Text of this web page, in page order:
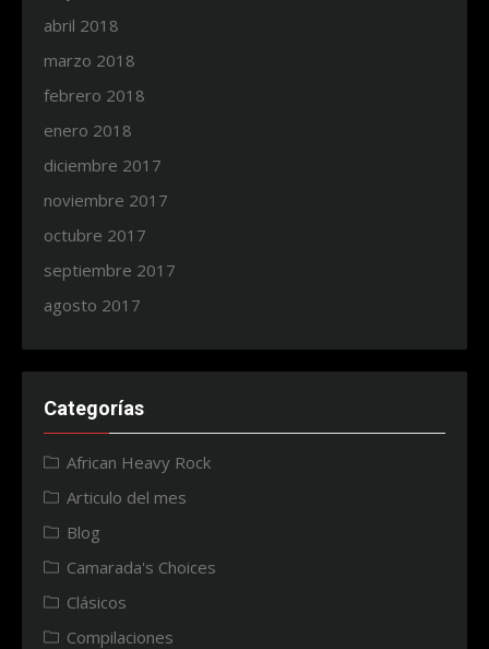
abril 2018
marzo 2018
febrero 2018
enero 2018
diciembre 2017
noviembre 2017
octubre 2017
septiembre 2017
agosto 2017
Categorías
African Heavy Rock
Articulo del mes
Blog
Camarada's Choices
Clásicos
Compilaciones